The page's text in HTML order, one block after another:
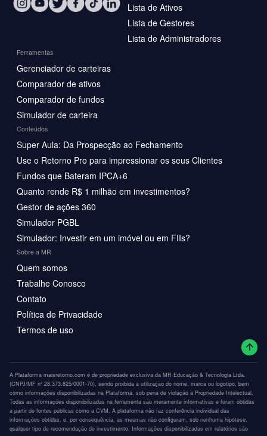
Lista de Ativos
Lista de Gestores
Lista de Administradores
Ferramentas
Gerenciador de carteiras
Comparador de ativos
Comparador de fundos
Simulador de carteira
Conteúdos
Super Aula: Da Prospecção ao Fechamento
Use o Retorno Pro para impressionar os seus Clientes
Fundos que Bateram IPCA+6
Quanto rende R$ 1 milhão em investimentos?
Gestor de ações 360
Simulador PGBL
Simulador: Investir em um imóvel ou em FIIs?
Sobre a MR
Quem somos
Trabalhe Conosco
Contato
Política de Privacidade
Termos de uso
A Plataforma maisretorno.com é de propriedade exclusiva da MR Educação & Tecnologia Ltda.
(CNPJ/MF nº 28.373.825/0001-70), sendo proibida a utilização do nome, marca ou logotipo, bem
como informações disponibilizadas na Plataforma, sob pena de violação à Propriedade Intelectual.
Todas as informações disponibilizadas na ferramenta são meramente informativas e foram obtidas
a partir de fontes públicas como a CVM. A plataforma não faz conferência individual das
informações obtidas, e, por consequência, as mesmas não configuram, sob nenhuma hipótese,
qualquer tipo de recomendação de investimento. Informações disponibilizadas em relatórios são